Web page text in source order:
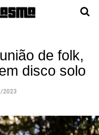
de folk,
disco solo
2023